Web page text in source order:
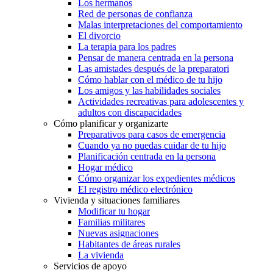
Los hermanos
Red de personas de confianza
Malas interpretaciones del comportamiento
El divorcio
La terapia para los padres
Pensar de manera centrada en la persona
Las amistades después de la preparatori
Cómo hablar con el médico de tu hijo
Los amigos y las habilidades sociales
Actividades recreativas para adolescentes y
adultos con discapacidades
Cómo planificar y organizarte
Preparativos para casos de emergencia
Cuando ya no puedas cuidar de tu hijo
Planificación centrada en la persona
Hogar médico
Cómo organizar los expedientes médicos
El registro médico electrónico
Vivienda y situaciones familiares
Modificar tu hogar
Familias militares
Nuevas asignaciones
Habitantes de áreas rurales
La vivienda
Servicios de apoyo